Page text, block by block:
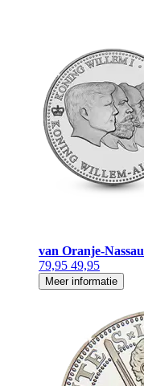
van Oranje-Nassau
79,95 49,95
Meer informatie